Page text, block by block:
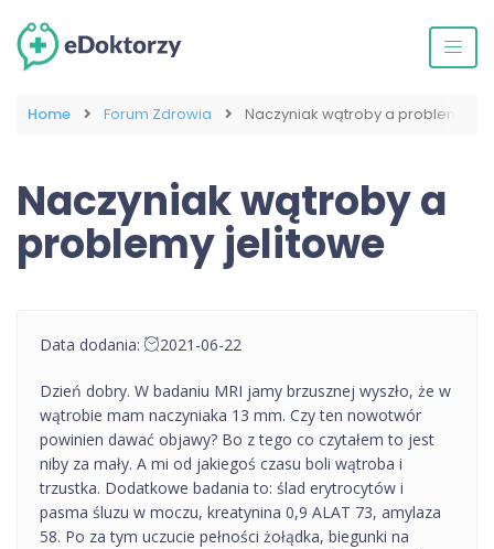
Home Forum Zdrowia Naczyniak wątroby a problemy
Naczyniak wątroby a
problemy jelitowe
Data dodania: 2021-06-22
Dzień dobry. W badaniu MRI jamy brzusznej wyszło, że w
wątrobie mam naczyniaka 13 mm. Czy ten nowotwór
powinien dawać objawy? Bo z tego co czytałem to jest
niby za mały. A mi od jakiegoś czasu boli wątroba i
trzustka. Dodatkowe badania to: ślad erytrocytów i
pasma śluzu w moczu, kreatynina 0,9 ALAT 73, amylaza
58. Po za tym uczucie pełności żołądka, biegunki na